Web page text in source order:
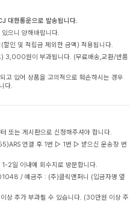
대한통운으로 발송됩니다.
으니 양해바랍니다.
인 및 적립금 제외한 금액) 적용됩니다.
) 3,000원이 부과됩니다. (무료배송,교환/반품
고 있어 상품을 고의적으로 훼손하시는 경우
다.
또는 게시판으로 신청해주셔야 합니다.
연결 후 1번 ▷ 1번 ▷ 받으신 운송장 번
2일 이내에 회수지로 방문합니다.
/ 예금주 : (주)클릭앤퍼니 (입금자명 옆
상 추가 부과될 수 있습니다. (30만원 이상 주